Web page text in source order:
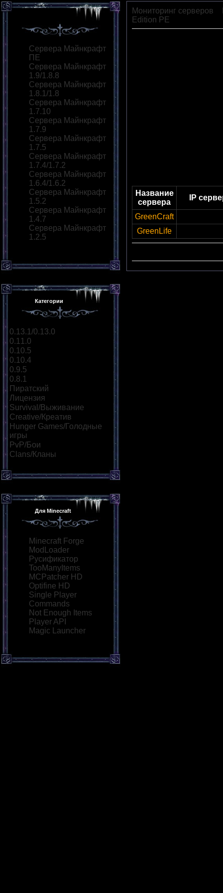
Сервера Майнкрафт
ПЕ
Сервера Майнкрафт
1.9/1.8.8
Сервера Майнкрафт
1.8.1/1.8
Сервера Майнкрафт
1.7.10
Сервера Майнкрафт
1.7.9
Сервера Майнкрафт
1.7.5
Сервера Майнкрафт
1.7.4/1.7.2
Сервера Майнкрафт
1.6.4/1.6.2
Сервера Майнкрафт
1.5.2
Сервера Майнкрафт
1.4.7
Сервера Майнкрафт
1.2.5
Категории
0.13.1/0.13.0
0.11.0
0.10.5
0.10.4
0.9.5
0.8.1
Пиратский
Лицензия
Survival/Выживание
Creative/Креатив
Hunger Games/Голодные
игры
PvP/Бои
Clans/Кланы
Для Minecraft
Minecraft Forge
ModLoader
Русификатор
TooManyItems
MCPatcher HD
Optifine HD
Single Player
Commands
Not Enough Items
Player API
Magic Launcher
Мониторинг серверов
Edition PE
Название
сервера
IP
GreenCraft
GreenLife